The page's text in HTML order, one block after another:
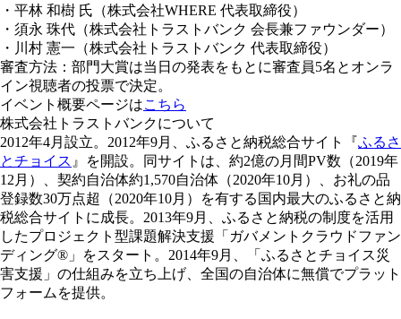
・平林 和樹 氏（株式会社WHERE 代表取締役）
・須永 珠代（株式会社トラストバンク 会長兼ファウンダー）
・川村 憲一（株式会社トラストバンク 代表取締役）
審査方法：部門大賞は当日の発表をもとに審査員5名とオンラ
イン視聴者の投票で決定。
イベント概要ページはこちら
株式会社トラストバンクについて
2012年4月設立。2012年9月、ふるさと納税総合サイト『ふるさ
とチョイス 』を開設。同サイトは、約2億の月間PV数（2019年
12月）、契約自治体約1,570自治体（2020年10月）、お礼の品
登録数30万点超（2020年10月）を有する国内最大のふるさと納
税総合サイトに成長。2013年9月、ふるさと納税の制度を活用
したプロジェクト型課題解決支援「ガバメントクラウドファン
ディング®」をスタート。2014年9月、「ふるさとチョイス災
害支援」の仕組みを立ち上げ、全国の自治体に無償でプラット
フォームを提供。